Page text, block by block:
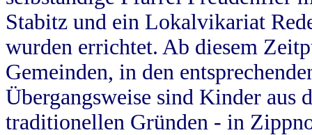
Stabitz und ein Lokalvikariat
wurden errichtet. Ab diesem
Gemeinden, in den
Übergangsweise sind Kinder aus
traditionellen Gründen - in